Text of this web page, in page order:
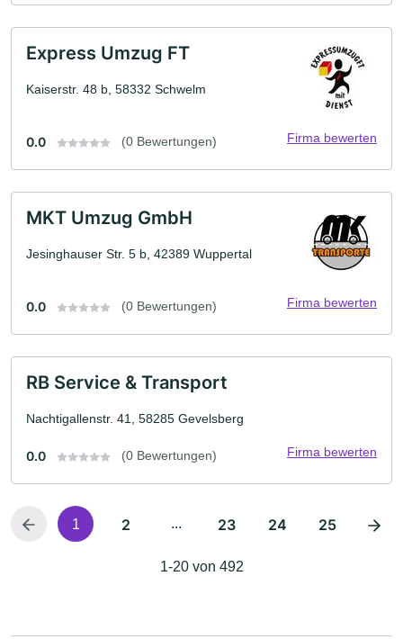
Express Umzug FT
Kaiserstr. 48 b, 58332 Schwelm
0.0 (0 Bewertungen) Firma bewerten
MKT Umzug GmbH
Jesinghauser Str. 5 b, 42389 Wuppertal
0.0 (0 Bewertungen) Firma bewerten
RB Service & Transport
Nachtigallenstr. 41, 58285 Gevelsberg
0.0 (0 Bewertungen) Firma bewerten
1 2 ... 23 24 25
1-20 von 492